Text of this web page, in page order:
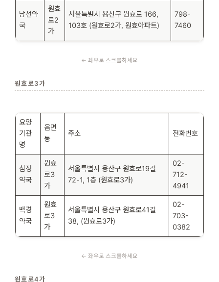
남선약
국
원효
로2
가
서울특별시 용산구 원효로 166,
103호 (원효로2가, 원효아파트)
798-
7460
원효로3가
요양
기관
명
읍면
동
주소 전화번호
삼정
약국
원효
로3
가
서울특별시 용산구 원효로19길
72-1, 1층 (원효로3가)
02-
712-
4941
백경
약국
원효
로3
가
서울특별시 용산구 원효로41길
38, (원효로3가)
02-
703-
0382
원효로4가